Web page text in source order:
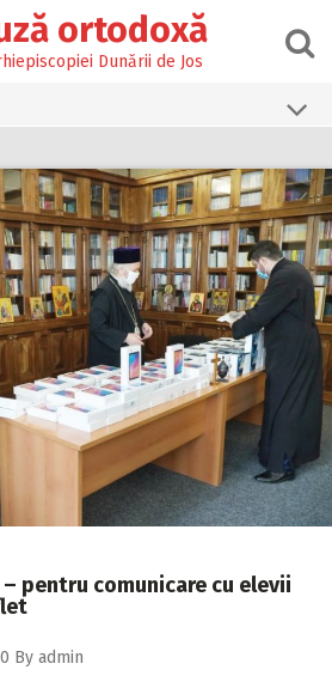
ortodoxă
Dunării de Jos
– pentru comunicare cu elevii
By admin